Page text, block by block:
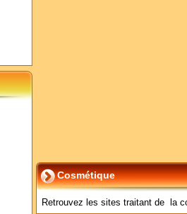
Cosmétique
Retrouvez les sites traitant de la